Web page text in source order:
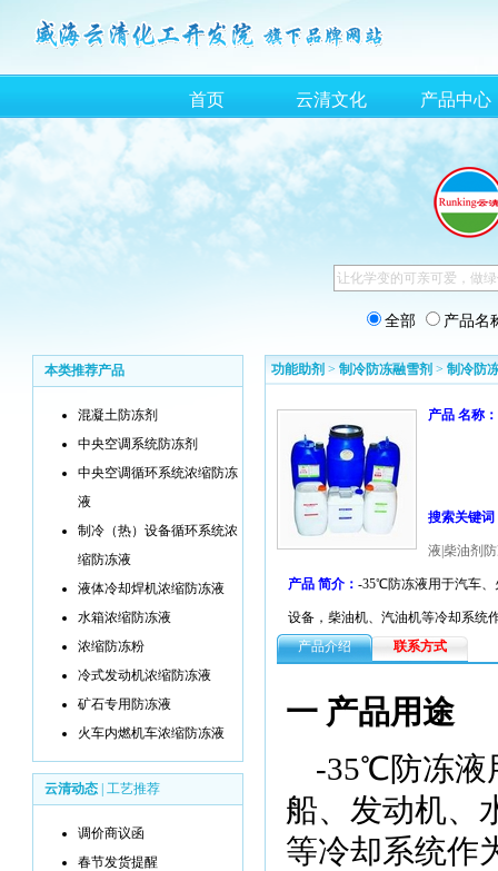
首页 云清文化 产品中心
全部 产品名
本类推荐产品
混凝土防冻剂
中央空调系统防冻剂
中央空调循环系统浓缩防冻
液
制冷（热）设备循环系统浓
缩防冻液
液体冷却焊机浓缩防冻液
水箱浓缩防冻液
浓缩防冻粉
冷式发动机浓缩防冻液
矿石专用防冻液
火车内燃机车浓缩防冻液
云清动态 工艺推荐
调价商议函
春节发货提醒
功能助剂 > 制冷防冻融雪剂 > 制冷防
产品 名称：
搜索关键词
液|柴油剂
产品 简介： -35℃防冻液用于汽车、
设备，柴油机、汽油机等冷却系统
产品介绍
联系方式
一 产品用途
-35℃防冻液
船、发动机、
等冷却系统作